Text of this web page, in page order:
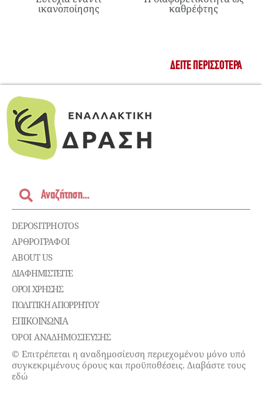
ικανοποίησης καθρέφτης
ΔΕΊΤΕ ΠΕΡΙΣΣΌΤΕΡΑ
DEPOSITPHOTOS
ΑΡΘΡΟΓΡΑΦΟΙ
ABOUT US
ΔΙΑΦΗΜΙΣΤΕΊΤΕ
ΌΡΟΙ ΧΡΉΣΗΣ
ΠΟΛΙΤΙΚΉ ΑΠΟΡΡΉΤΟΥ
ΕΠΙΚΟΙΝΩΝΊΑ
ΌΡΟΙ ΑΝΑΔΗΜΟΣΙΕΥΣΗΣ
© Επιτρέπεται η αναδημοσίευση περιεχομένου μόνο υπό
συγκεκριμένους όρους και προϋποθέσεις. Διαβάστε τους
εδώ